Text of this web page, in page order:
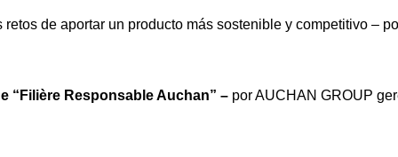
retos de aportar un producto más sostenible y competitivo –
“Filière Responsable Auchan” – por AUCHAN GROUP